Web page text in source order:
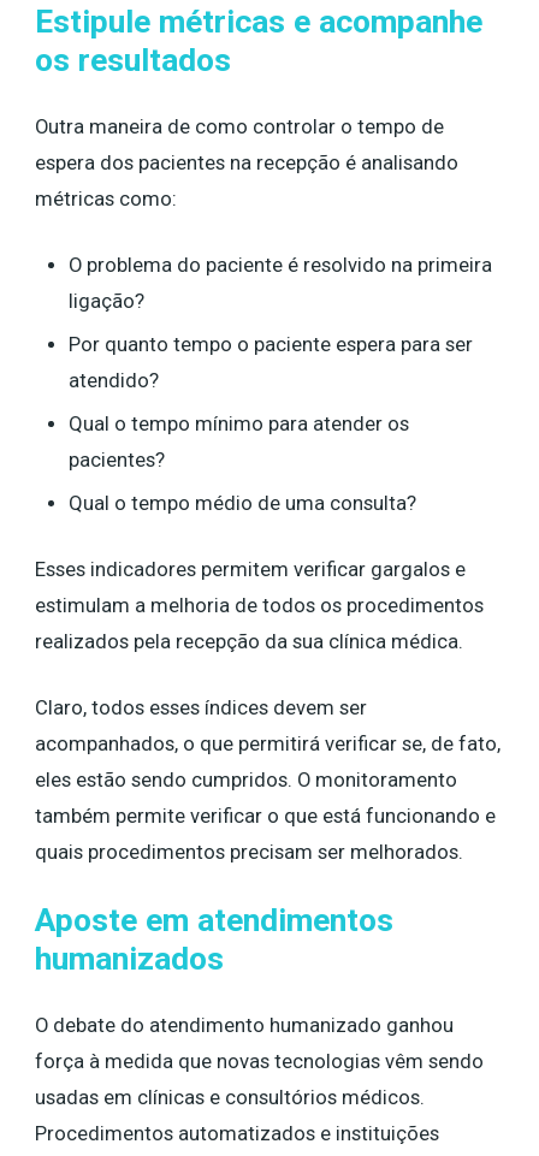
Estipule métricas e acompanhe
os resultados
Outra maneira de como controlar o tempo de
espera dos pacientes na recepção é analisando
métricas como:
O problema do paciente é resolvido na primeira
ligação?
Por quanto tempo o paciente espera para ser
atendido?
Qual o tempo mínimo para atender os
pacientes?
Qual o tempo médio de uma consulta?
Esses indicadores permitem verificar gargalos e
estimulam a melhoria de todos os procedimentos
realizados pela recepção da sua clínica médica.
Claro, todos esses índices devem ser
acompanhados, o que permitirá verificar se, de fato,
eles estão sendo cumpridos. O monitoramento
também permite verificar o que está funcionando e
quais procedimentos precisam ser melhorados.
Aposte em atendimentos
humanizados
O debate do atendimento humanizado ganhou
força à medida que novas tecnologias vêm sendo
usadas em clínicas e consultórios médicos.
Procedimentos automatizados e instituições